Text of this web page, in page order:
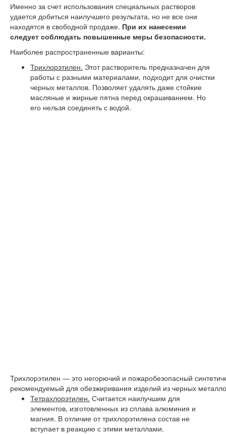
Именно за счет использования специальных растворов
удается добиться наилучшего результата, но не все они
находятся в свободной продаже. При их нанесении
следует соблюдать повышенные меры безопасности.
Наиболее распространенные варианты:
Трихлорэтилен. Этот растворитель предназначен для
работы с разными материалами, подходит для очистки
черных металлов. Позволяет удалять даже стойкие
масляные и жирные пятна перед окрашиванием. Но
его нельзя соединять с водой.
Трихлорэтилен — это негорючий и пожаробезопасный
рекомендуемый для обезжиривания изделий из черных
Тетрахлорэтилен. Считается наилучшим для
элементов, изготовленных из сплава алюминия и
магния. В отличие от трихлорэтилена состав не
вступает в реакцию с этими металлами.